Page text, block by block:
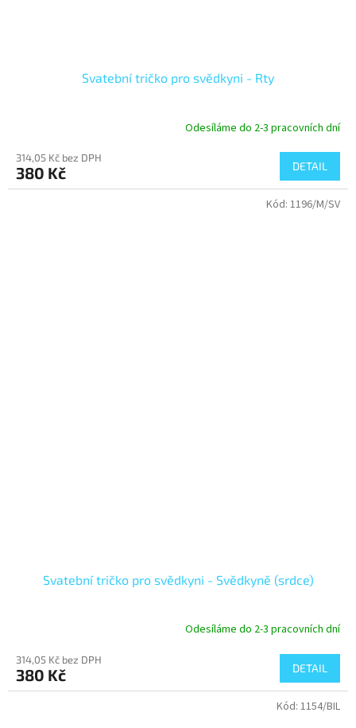
Svatební tričko pro svědkyni - Rty
Odesíláme do 2-3 pracovních dní
314,05 Kč bez DPH
380 Kč DETAIL
Svatební tričko pro svědkyni - Svědkyně (srdce)
Odesíláme do 2-3 pracovních dní
314,05 Kč bez DPH
380 Kč DETAIL
Kód: 1196/M/SV
Kód: 1154/BIL